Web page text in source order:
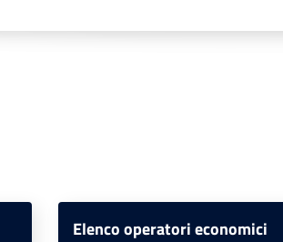
Elenco operatori economici